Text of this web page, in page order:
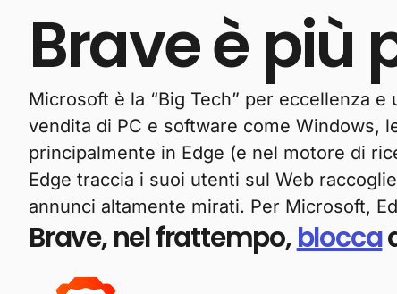
Brave è più
Microsoft è la “Big Tech” per eccellenza
vendita di PC e software come Windows,
principalmente in Edge (e nel motore di
Edge traccia i suoi utenti sul Web
annunci altamente mirati. Per Microsoft,
Brave, nel frattempo,blocca